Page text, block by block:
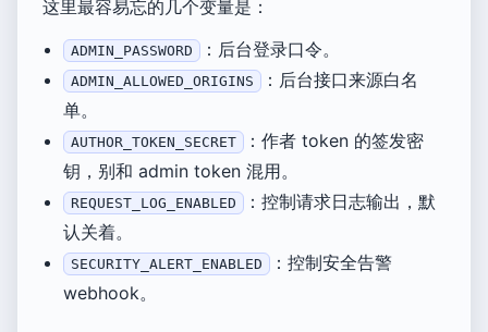
这里最容易忘的几个变量是：
ADMIN_PASSWORD ：后台登录口令。
ADMIN_ALLOWED_ORIGINS
：后台接口来源白名
单。
AUTHOR_TOKEN_SECRET
：作者 token 的签发密
钥，别和 admin token 混用。
REQUEST_LOG_ENABLED
：控制请求日志输出，默
认关着。
SECURITY_ALERT_ENABLED
：控制安全告警
webhook。